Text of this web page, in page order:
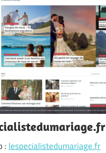
: lespecialistedumariage.fr